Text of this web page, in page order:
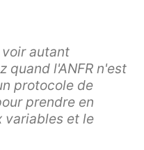
autant
quand l'ANFR n'est
protocole de
prendre en
variables et le